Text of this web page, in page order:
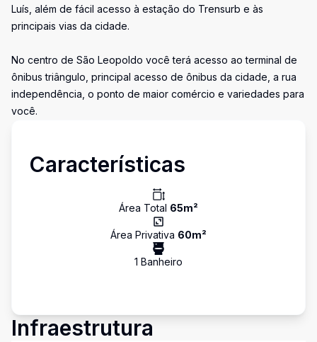
Luís, além de fácil acesso à estação do Trensurb e às
principais vias da cidade.
No centro de São Leopoldo você terá acesso ao terminal de
ônibus triângulo, principal acesso de ônibus da cidade, a rua
independência, o ponto de maior comércio e variedades para
você.
Características
Área Total 65m²
Área Privativa 60m²
1 Banheiro
Infraestrutura